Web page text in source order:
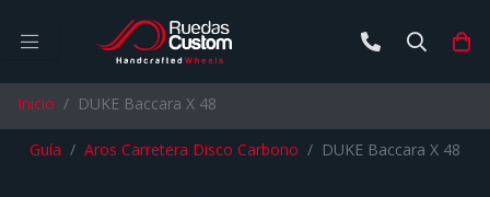
Buscar
Inicio DUKE Baccara X 48
Guía Aros Carretera Disco Carbono DUKE Baccara X 48